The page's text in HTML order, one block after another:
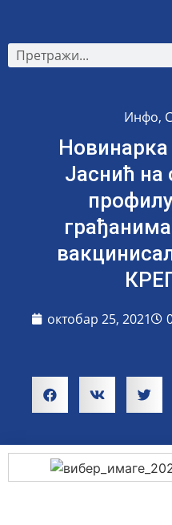
Инфо,
Јаснић на
октобар 25, 2021